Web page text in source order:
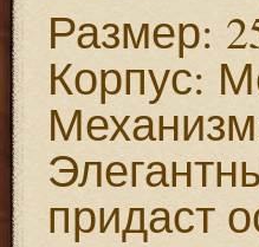
Размер:
Корпус:
придаст